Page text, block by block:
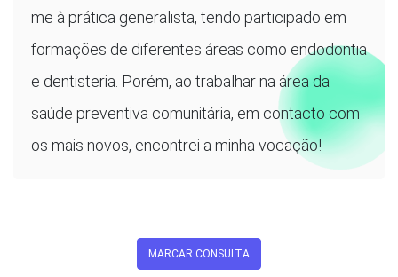
me à prática generalista, tendo participado em
formações de diferentes áreas como endodontia
e dentisteria. Porém, ao trabalhar na área da
saúde preventiva comunitária, em contacto com
os mais novos, encontrei a minha vocação!
MARCAR CONSULTA